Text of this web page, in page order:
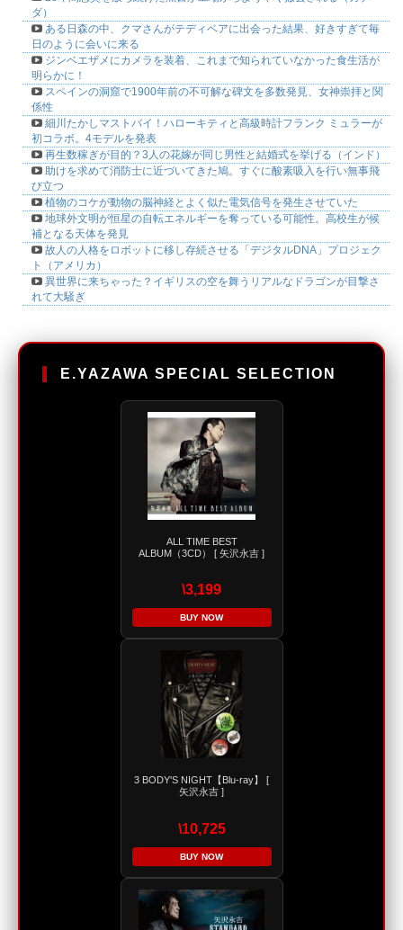
ダ）
ある日森の中、クマさんがテディベアに出会った結果、好きすぎて毎
日のように会いに来る
ジンベエザメにカメラを装着、これまで知られていなかった食生活が
明らかに！
スペインの洞窟で1900年前の不可解な碑文を多数発見、女神崇拝と関
係性
細川たかしマストバイ！ハローキティと高級時計フランク ミュラーが
初コラボ。4モデルを発表
再生数稼ぎが目的？3人の花嫁が同じ男性と結婚式を挙げる（インド）
助けを求めて消防士に近づいてきた鳩。すぐに酸素吸入を行い無事飛
び立つ
植物のコケが動物の脳神経とよく似た電気信号を発生させていた
地球外文明が恒星の自転エネルギーを奪っている可能性。高校生が候
補となる天体を発見
故人の人格をロボットに移し存続させる「デジタルDNA」プロジェク
ト（アメリカ）
異世界に来ちゃった？イギリスの空を舞うリアルなドラゴンが目撃さ
れて大騒ぎ
E.YAZAWA SPECIAL SELECTION
ALL TIME BEST
ALBUM（3CD） [ 矢沢永吉 ]
\3,199
BUY NOW
3 BODY'S NIGHT【Blu-ray】 [
矢沢永吉 ]
\10,725
BUY NOW